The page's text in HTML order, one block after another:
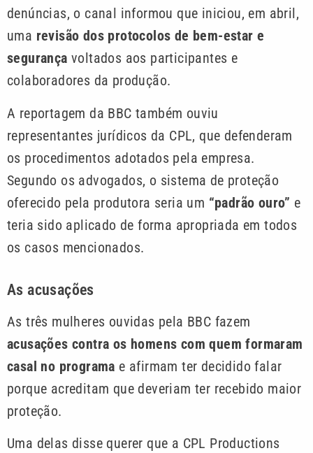
denúncias, o canal informou que iniciou, em abril,
uma revisão dos protocolos de bem-estar e
segurança voltados aos participantes e
colaboradores da produção.
A reportagem da BBC também ouviu
representantes jurídicos da CPL, que defenderam
os procedimentos adotados pela empresa.
Segundo os advogados, o sistema de proteção
oferecido pela produtora seria um “padrão ouro” e
teria sido aplicado de forma apropriada em todos
os casos mencionados.
As acusações
As três mulheres ouvidas pela BBC fazem
acusações contra os homens com quem formaram
casal no programa e afirmam ter decidido falar
porque acreditam que deveriam ter recebido maior
proteção.
Uma delas disse querer que a CPL Productions